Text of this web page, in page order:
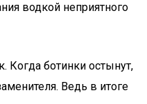
водкой неприятного
Когда ботинки остынут,
Ведь в итоге